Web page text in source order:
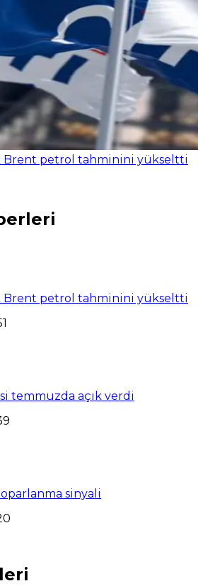
Brent petrol tahminini yükseltti
Brent petrol tahminini yükseltti
temmuzda açık verdi
sinyali